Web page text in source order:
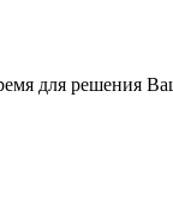
для решения